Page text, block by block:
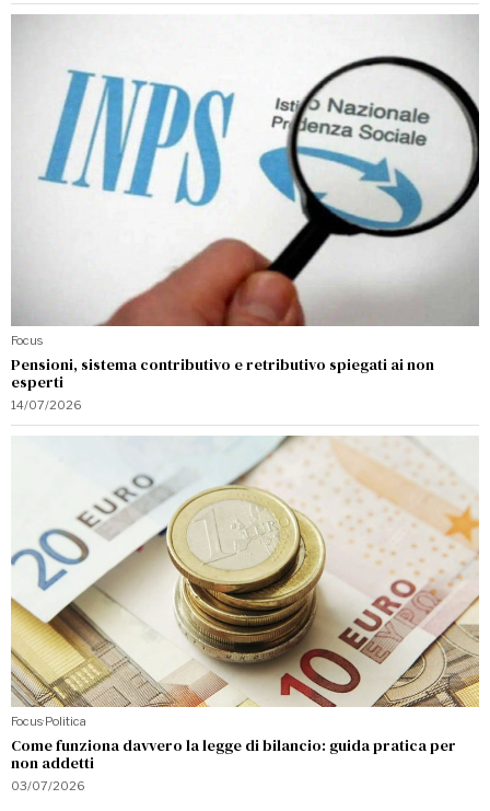
Focus
Pensioni, sistema contributivo e retributivo spiegati ai non
esperti
14/07/2026
Focus·Politica
Come funziona davvero la legge di bilancio: guida pratica per
non addetti
03/07/2026